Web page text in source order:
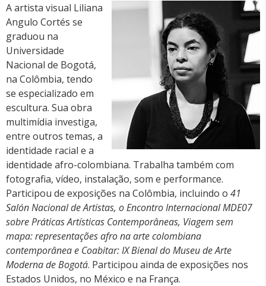
A artista visual Liliana
Angulo Cortés se
graduou na
Universidade
Nacional de Bogotá,
na Colômbia, tendo
se especializado em
escultura. Sua obra
multimídia investiga,
entre outros temas, a
identidade racial e a
identidade afro-colombiana. Trabalha também com
fotografia, vídeo, instalação, som e performance.
Participou de exposições na Colômbia, incluindo o 41
Salón Nacional de Artistas, o Encontro Internacional MDE07
sobre Práticas Artísticas Contemporâneas, Viagem sem
mapa: representações afro na arte colombiana
contemporânea e Coabitar: IX Bienal do Museu de Arte
Moderna de Bogotá. Participou ainda de exposições nos
Estados Unidos, no México e na França.